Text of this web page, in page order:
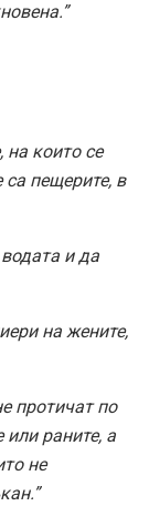
на които се
пещерите, в
и да
на жените,
протичат по
раните, а
не